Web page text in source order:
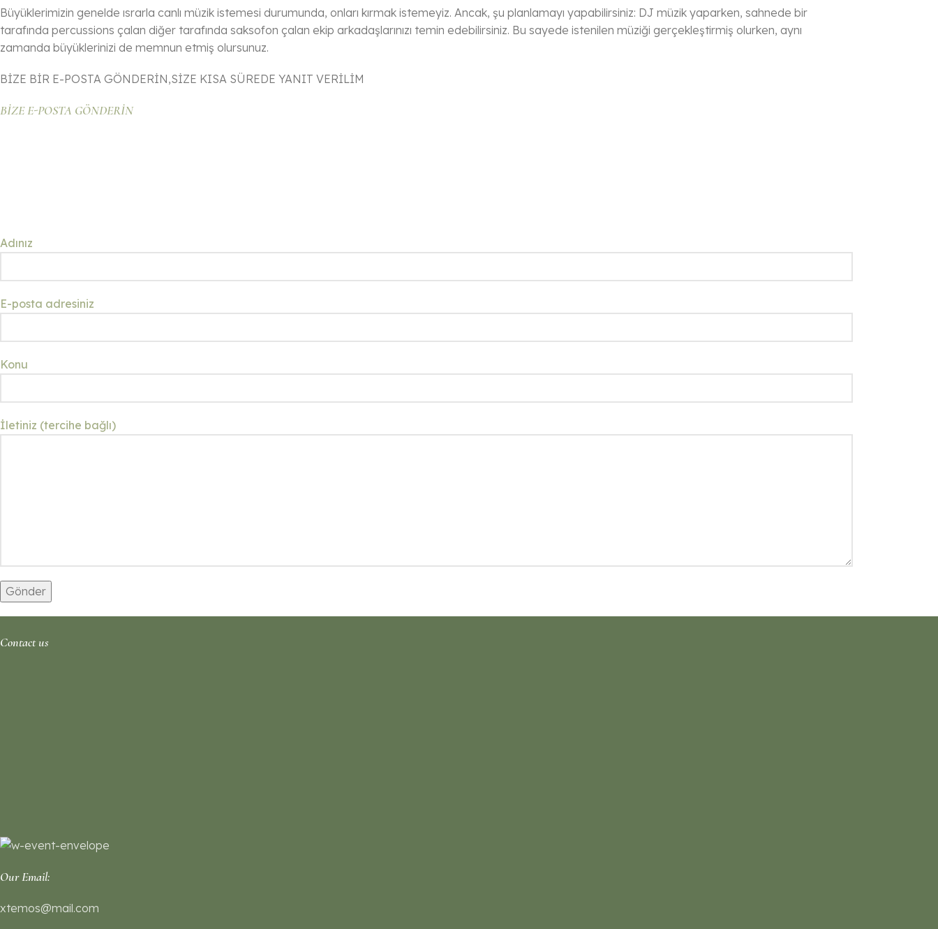
Büyüklerimizin genelde ısrarla canlı müzik istemesi durumunda, onları kırmak istemeyiz. Ancak, şu planlamayı yapabilirsiniz: DJ müzik yaparken, sahnede bir
tarafında percussions çalan diğer tarafında saksofon çalan ekip arkadaşlarınızı temin edebilirsiniz. Bu sayede istenilen müziği gerçekleştirmiş olurken, aynı
zamanda büyüklerinizi de memnun etmiş olursunuz.
BİZE BİR E-POSTA GÖNDERİN,SİZE KISA SÜREDE YANIT VERİLİM
BİZE E-POSTA GÖNDERİN
Adınız
E-posta adresiniz
Konu
İletiniz (tercihe bağlı)
Contact us
Our Email:
xtemos@mail.com